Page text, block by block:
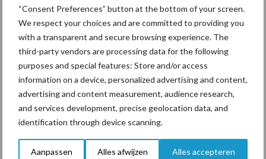
“Consent Preferences” button at the bottom of your screen.
We respect your choices and are committed to providing you
with a transparent and secure browsing experience. The
third-party vendors are processing data for the following
purposes and special features: Store and/or access
information on a device, personalized advertising and content,
advertising and content measurement, audience research,
and services development, precise geolocation data, and
identification through device scanning.
Aanpassen Alles afwijzen Alles accepteren
Aanbevolen voor jou!
Grondstoffenmarkt blijft
grillig: droogte en
geopolitiek houden handel
in de greep
De speenhuid: een vaak